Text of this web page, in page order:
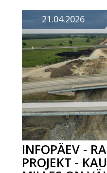
21.04.2026
INFOPÄEV -
PROJEKT -